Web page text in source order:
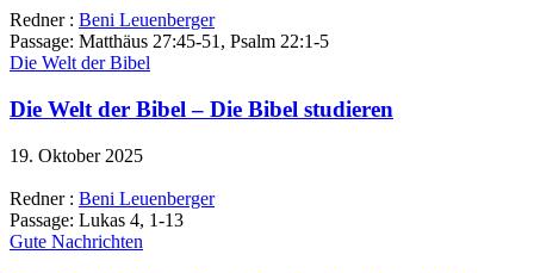
Redner : Beni Leuenberger
Passage: Matthäus 27:45-51, Psalm 22:1-5
Die Welt der Bibel
Die Welt der Bibel – Die Bibel studieren
19. Oktober 2025
Redner : Beni Leuenberger
Passage: Lukas 4, 1-13
Gute Nachrichten